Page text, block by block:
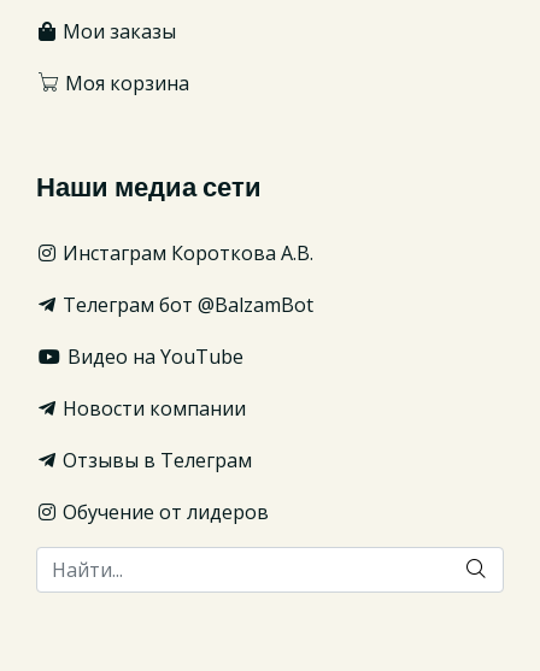
Мои заказы
Моя корзина
Наши медиа сети
Инстаграм Короткова А.В.
Телеграм бот @BalzamBot
Видео на YouTube
Новости компании
Отзывы в Телеграм
Обучение от лидеров